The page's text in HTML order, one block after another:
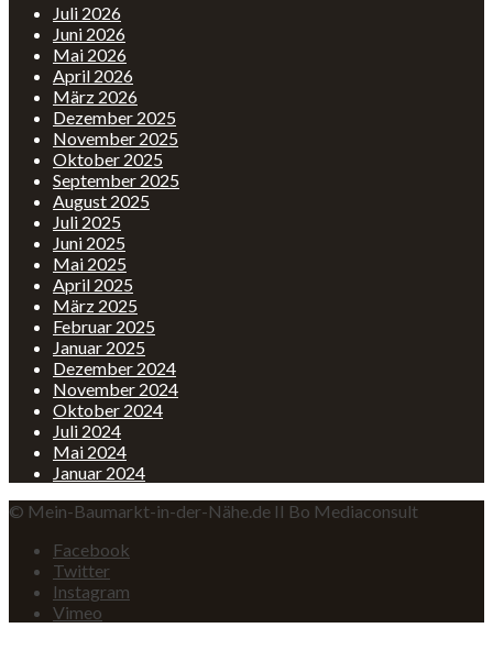
Juli 2026
Juni 2026
Mai 2026
April 2026
März 2026
Dezember 2025
November 2025
Oktober 2025
September 2025
August 2025
Juli 2025
Juni 2025
Mai 2025
April 2025
März 2025
Februar 2025
Januar 2025
Dezember 2024
November 2024
Oktober 2024
Juli 2024
Mai 2024
Januar 2024
© Mein-Baumarkt-in-der-Nähe.de II Bo Mediaconsult
Facebook
Twitter
Instagram
Vimeo